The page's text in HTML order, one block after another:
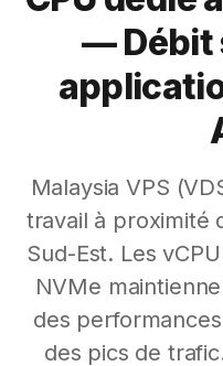
— Débit
Malaysia VPS
travail à proximité
Sud-Est. Les
NVMe
des
des pics de